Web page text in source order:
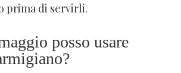
prima di servirli.
posso usare